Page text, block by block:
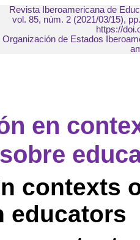
Revista Iberoamericana de
vol. 85, núm. 2 (2021/03/15),
https://
Organización de Estados
en
contexts
educators